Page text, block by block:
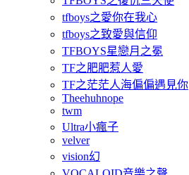
tfboys之愛你在我心
tfboys之致愛與信仰
TFBOYS星戀月之冕
TF之肥肥惹人愛
TF之茫茫人海偏偏遇見你
Theehuhnope
twm
Ultra小瘋子
velver
vision幻